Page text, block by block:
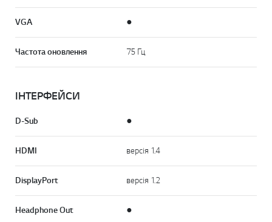
VGA ●
Частота оновлення 75 Гц
ІНТЕРФЕЙСИ
D-Sub ●
HDMI версія 1.4
DisplayPort версія 1.2
Headphone Out ●